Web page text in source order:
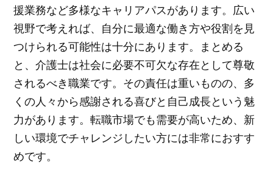
援業務など多様なキャリアパスがあります。広い
視野で考えれば、自分に最適な働き方や役割を見
つけられる可能性は十分にあります。まとめる
と、介護士は社会に必要不可欠な存在として尊敬
されるべき職業です。その責任は重いものの、多
くの人々から感謝される喜びと自己成長という魅
力があります。転職市場でも需要が高いため、新
しい環境でチャレンジしたい方には非常におすす
めです。